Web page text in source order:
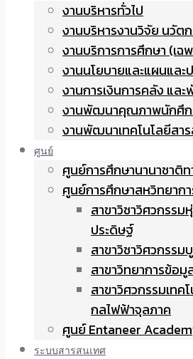
งานบริหารทั่วไป
งานบริหารงานวิจัย นวัต
งานบริการการศึกษา (เฉ
งานนโยบายและแผนแล
งานการเงินการคลัง แล
งานพัฒนาคุณภาพนักศึก
งานพัฒนาเทคโนโลยีสา
ศูนย์
ศูนย์การศึกษานานาชาติ
ศูนย์การศึกษาสหวิทยากา
สาขาวิชาวิศวกรร
ประดิษฐ์
สาขาวิชาวิศวกรรม
สาขาวิทยาการข้อมู
สาขาวิศวกรรมเทค
กลไฟฟ้าจุลภาค
ศูนย์ Entaneer
ระบบสารสนเทศ